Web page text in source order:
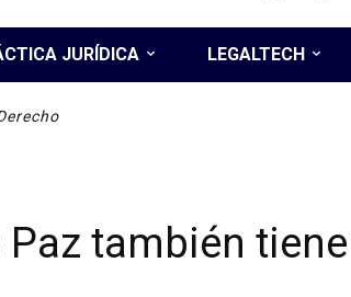
JURÍDICA LEGALTECH
también